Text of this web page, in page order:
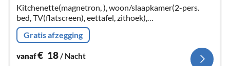
Kitchenette(magnetron, ), woon/slaapkamer(2-pers.
bed, TV(flatscreen), eettafel, zithoek),
badkamer(douche, toilet), Internettoegang,
Parkeerplaats, lift, haardroger
Gratis afzegging
vanaf€ 18/ Nacht